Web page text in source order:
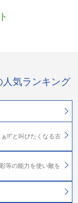
人気ランキング
!!”と叫びたくなる古
等の能力を使い敵を